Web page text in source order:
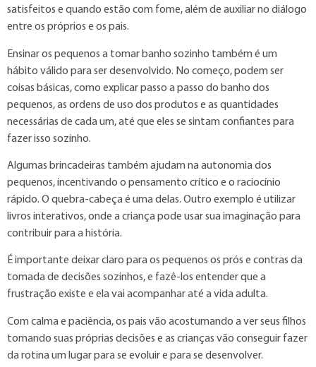
satisfeitos e quando estão com fome, além de auxiliar no diálogo
entre os próprios e os pais.
Ensinar os pequenos a tomar banho sozinho também é um
hábito válido para ser desenvolvido. No começo, podem ser
coisas básicas, como explicar passo a passo do banho dos
pequenos, as ordens de uso dos produtos e as quantidades
necessárias de cada um, até que eles se sintam confiantes para
fazer isso sozinho.
Algumas brincadeiras também ajudam na autonomia dos
pequenos, incentivando o pensamento crítico e o raciocínio
rápido. O quebra-cabeça é uma delas. Outro exemplo é utilizar
livros interativos, onde a criança pode usar sua imaginação para
contribuir para a história.
É importante deixar claro para os pequenos os prós e contras da
tomada de decisões sozinhos, e fazê-los entender que a
frustração existe e ela vai acompanhar até a vida adulta.
Com calma e paciência, os pais vão acostumando a ver seus filhos
tomando suas próprias decisões e as crianças vão conseguir fazer
da rotina um lugar para se evoluir e para se desenvolver.